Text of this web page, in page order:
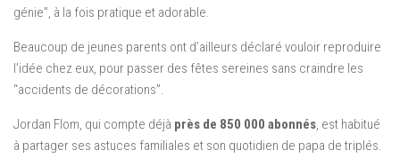
génie”, à la fois pratique et adorable.
Beaucoup de jeunes parents ont d’ailleurs déclaré vouloir reproduire
l’idée chez eux, pour passer des fêtes sereines sans craindre les
“accidents de décorations”.
Jordan Flom, qui compte déjà près de 850 000 abonnés, est habitué
à partager ses astuces familiales et son quotidien de papa de triplés.